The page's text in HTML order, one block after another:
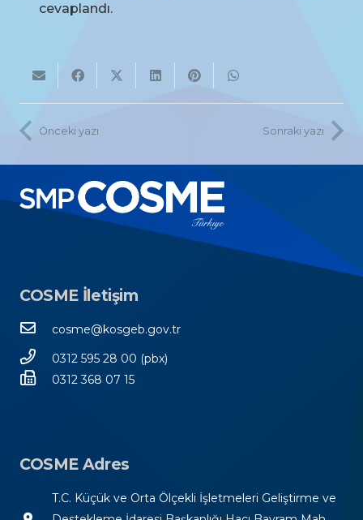
cevaplandı.
Önceki yazı Sonraki yazı
COSME İletişim
cosme@kosgeb.gov.tr
0312 595 28 00 (pbx)
0312 368 07 15
COSME Adres
T.C. Küçük ve Orta Ölçekli İşletmeleri Geliştirme ve